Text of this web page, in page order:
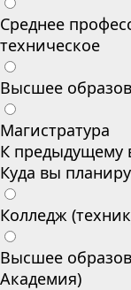
Среднее
техническое
Высшее
Магистратура
К предыдущему
Куда вы
Колледж
Высшее
Академия)